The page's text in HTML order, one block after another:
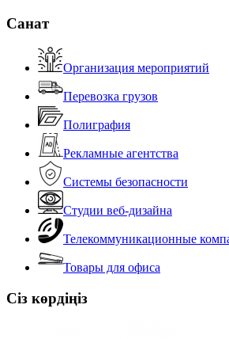
Санат
Организация мероприятий
Перевозка грузов
Полиграфия
Рекламные агентства
Системы безопасности
Студии веб-дизайна
Телекоммуникационные
Товары для офиса
Сіз көрдіңіз